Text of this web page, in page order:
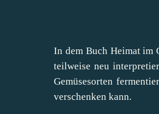
In dem Buch Heimat im
teilweise neu
Gemüsesorten
verschenken kann.